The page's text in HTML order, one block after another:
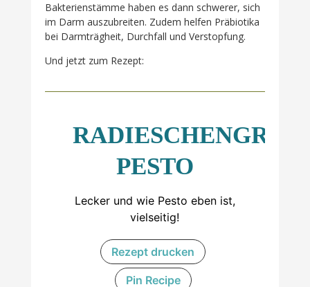
Bakterienstämme haben es dann schwerer, sich
im Darm auszubreiten. Zudem helfen Präbiotika
bei Darmträgheit, Durchfall und Verstopfung.
Und jetzt zum Rezept:
RADIESCHENGRÜN
PESTO
Lecker und wie Pesto eben ist,
vielseitig!
Rezept drucken
Pin Recipe